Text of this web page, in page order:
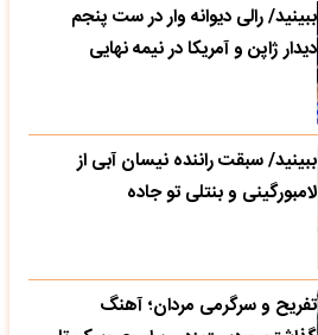
ببینید/ رالی دیوانه وار در ست پنجم
دیدار ژاپن و آمریکا در نیمه نهایی
ببینید/ سبقت راننده نیسان آبی از
لامبورگینی و بنتلی تو جاده
تفریح و سرگرمی مردان؛ آهنگ